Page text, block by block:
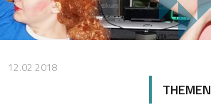
12.02 2018
THEMEN